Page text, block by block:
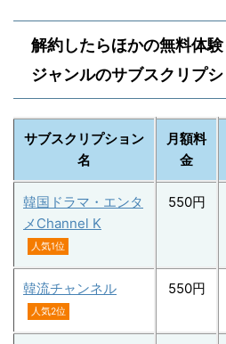
解約したらほかの無料体
ジャンルのサブスクリプ
サブスクリプション
名
月額料
金
韓国ドラマ・エンタ
メChannel K
人気1位
550円
韓流チャンネル
人気2位
550円